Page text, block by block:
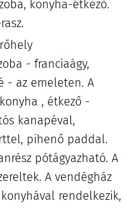
konyha-étkező.
- franciaágy,
- az emeleten. A
, étkező -
kanapéval,
pihenő paddal.
pótágyazható. A
A vendégház
rendelkezik,